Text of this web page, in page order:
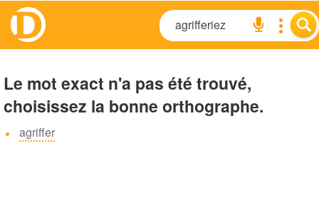
Le mot exact n'a pas été trouvé,
choisissez la bonne orthographe.
agriffer